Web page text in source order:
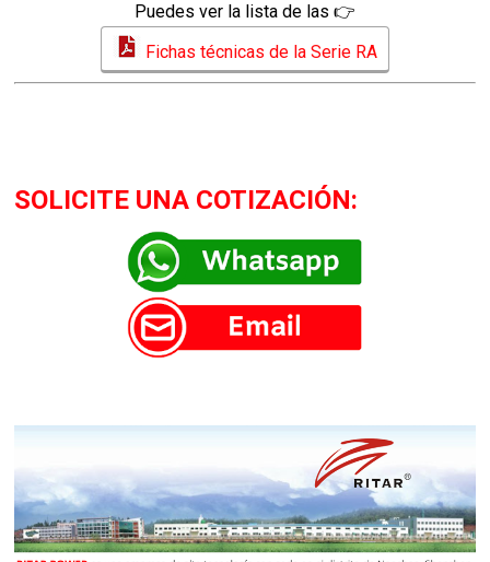
Puedes ver la lista de las 👉
Fichas técnicas de la Serie RA
SOLICITE UNA COTIZACIÓN: